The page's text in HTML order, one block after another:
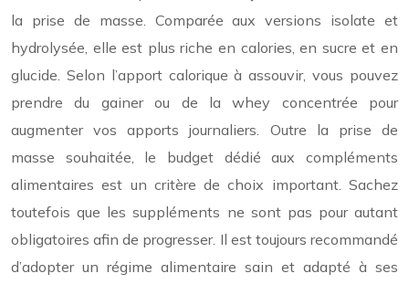
la prise de masse. Comparée aux versions isolate et
hydrolysée, elle est plus riche en calories, en sucre et en
glucide. Selon l’apport calorique à assouvir, vous pouvez
prendre du gainer ou de la whey concentrée pour
augmenter vos apports journaliers. Outre la prise de
masse souhaitée, le budget dédié aux compléments
alimentaires est un critère de choix important. Sachez
toutefois que les suppléments ne sont pas pour autant
obligatoires afin de progresser. Il est toujours recommandé
d’adopter un régime alimentaire sain et adapté à ses